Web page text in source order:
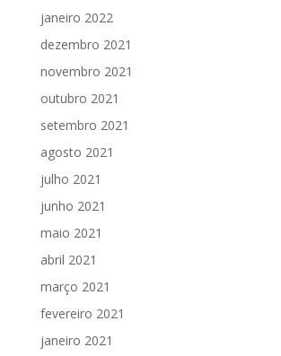
janeiro 2022
dezembro 2021
novembro 2021
outubro 2021
setembro 2021
agosto 2021
julho 2021
junho 2021
maio 2021
abril 2021
março 2021
fevereiro 2021
janeiro 2021